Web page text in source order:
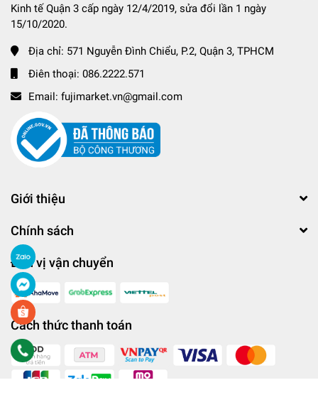
Kinh tế Quận 3 cấp ngày 12/4/2019, sửa đổi lần 1 ngày
15/10/2020.
Địa chỉ: 571 Nguyễn Đình Chiểu, P.2, Quận 3, TPHCM
Điên thoại: 086.2222.571
Email: fujimarket.vn@gmail.com
Giới thiệu
Chính sách
Đơn vị vận chuyển
Cách thức thanh toán